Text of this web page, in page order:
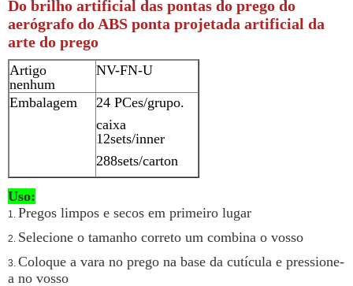
Do brilho artificial das pontas do prego do
aerógrafo do ABS ponta projetada artificial da
arte do prego
Artigo
nenhum
NV-FN-U
Embalagem
24 PCes/grupo.
caixa
12sets/inner
288sets/carton
Uso:
1. Pregos limpos e secos em primeiro lugar
2. Selecione o tamanho correto um combina o vosso
3. Coloque a vara no prego na base da cutícula e pressione-
a no vosso